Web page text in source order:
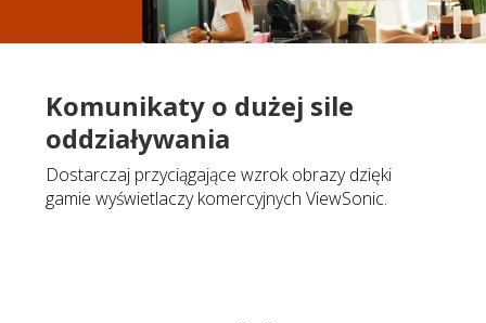
Komunikaty o dużej sile
oddziaływania
Dostarczaj przyciągające wzrok obrazy dzięki
gamie wyświetlaczy komercyjnych ViewSonic.